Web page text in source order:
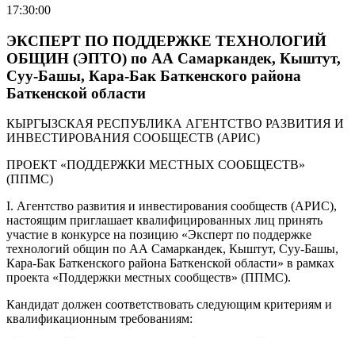
17:30:00
ЭКСПЕРТ ПО ПОДДЕРЖКЕ ТЕХНОЛОГИЙ
ОБЩИН (ЭПТО) по АА Самаркандек, Кыштут,
Суу-Башы, Кара-Бак Баткенского района
Баткенской области
КЫРГЫЗСКАЯ РЕСПУБЛИКА АГЕНТСТВО РАЗВИТИЯ И
ИНВЕСТИРОВАНИЯ СООБЩЕСТВ (АРИС)
ПРОЕКТ «ПОДДЕРЖКИ МЕСТНЫХ СООБЩЕСТВ»
(ППМС)
I. Агентство развития и инвестирования сообществ (АРИС),
настоящим приглашает квалифицированных лиц принять
участие в конкурсе на позицию «Эксперт по поддержке
технологий общин по АА Самаркандек, Кыштут, Суу-Башы,
Кара-Бак Баткенского района Баткенской области» в рамках
проекта «Поддержки местных сообществ» (ППМС).
Кандидат должен соответствовать следующим критериям и
квалификационным требованиям: